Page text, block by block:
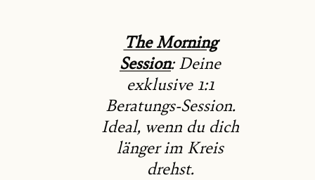
The Morning
Session: Deine
exklusive 1:1
Beratungs-Session.
Ideal, wenn du dich
länger im Kreis
drehst.